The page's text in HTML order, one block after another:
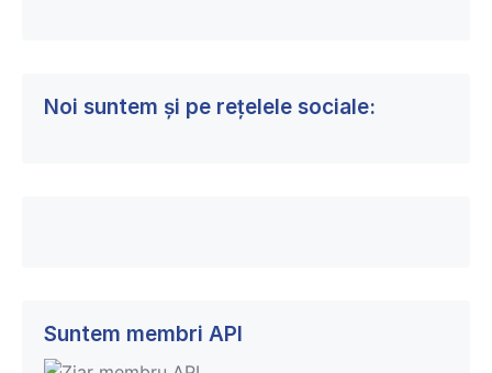
Noi suntem și pe rețelele sociale:
Suntem membri API